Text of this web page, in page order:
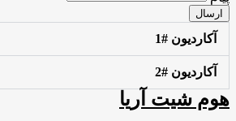
ارسال
آکاردیون #1
آکاردیون #2
هوم شیت آریا